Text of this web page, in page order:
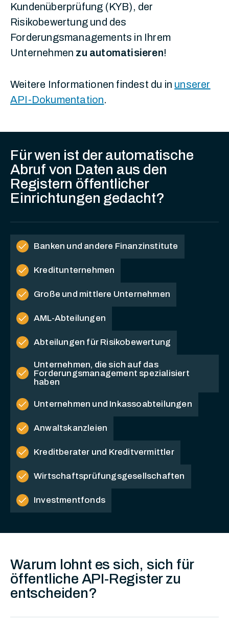
Kundenüberprüfung (KYB), der
Risikobewertung und des
Forderungsmanagements in Ihrem
Unternehmen zu automatisieren!
Weitere Informationen findest du in unserer
API-Dokumentation.
Für wen ist der automatische
Abruf von Daten aus den
Registern öffentlicher
Einrichtungen gedacht?
check Banken und andere Finanzinstitute
check Kreditunternehmen
check Große und mittlere Unternehmen
check AML-Abteilungen
check Abteilungen für Risikobewertung
check
Unternehmen, die sich auf das
Forderungsmanagement spezialisiert
haben
check Unternehmen und Inkassoabteilungen
check Anwaltskanzleien
check Kreditberater und Kreditvermittler
check Wirtschaftsprüfungsgesellschaften
check Investmentfonds
Warum lohnt es sich, sich für
öffentliche API-Register zu
entscheiden?